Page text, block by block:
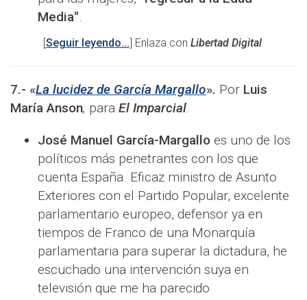
Media".
[Seguir leyendo...] Enlaza con Libertad Digital.
7.- «La lucidez de García Margallo». Por Luis
María Anson, para El Imparcial.
José Manuel García-Margallo es uno de los
políticos más penetrantes con los que
cuenta España. Eficaz ministro de Asunto
Exteriores con el Partido Popular, excelente
parlamentario europeo, defensor ya en
tiempos de Franco de una Monarquía
parlamentaria para superar la dictadura, he
escuchado una intervención suya en
televisión que me ha parecido